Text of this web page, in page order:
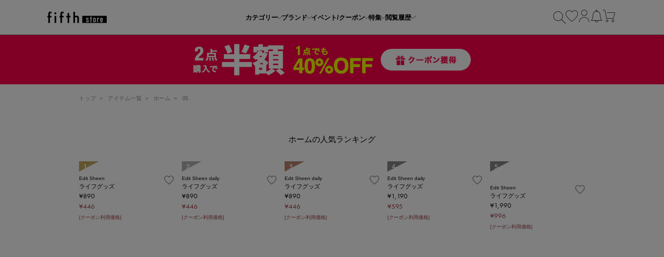
カテゴリー ブランド イベント/クーポン 特集 閲覧履歴
トップ > アイテム一覧 > ホーム > 05
ホームの人気ランキング
1
Edit Sheen
ライフグッズ
¥890
¥446
[クーポン利用価格]
2
Edit Sheen daily
ライフグッズ
¥890
¥446
[クーポン利用価格]
3
Edit Sheen daily
ライフグッズ
¥890
¥446
[クーポン利用価格]
4
Edit Sheen daily
ライフグッズ
¥1,190
¥595
[クーポン利用価格]
5
Edit Sheen
ライフグッズ
¥1,990
¥996
[クーポン利用価格]